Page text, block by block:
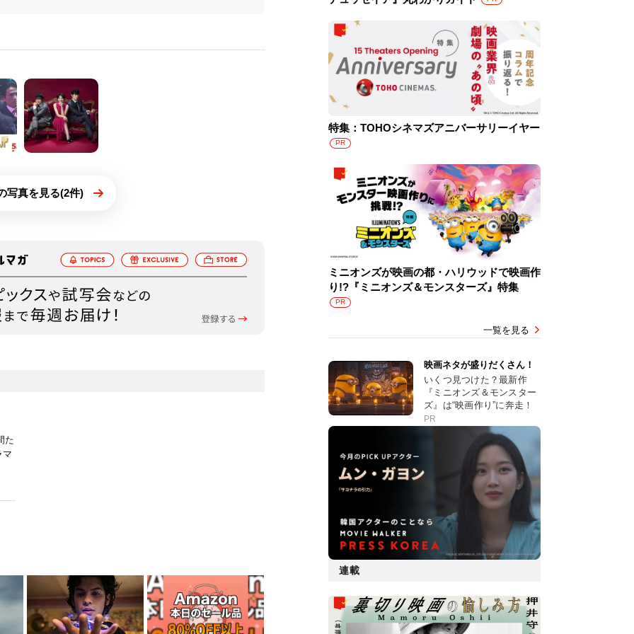
写真を見る(2件)
た
マ
特集：TOHOシネマズアニバーサリーイヤー
PR
ミニオンズが映画の都・ハリウッドで映画作
り!?『ミニオンズ＆モンスターズ』特集
PR
一覧を見る
映画ネタが盛りだくさん！
いくつ見つけた？最新作
『ミニオンズ＆モンスター
ズ』は“映画作り”に奔走！
PR
連載